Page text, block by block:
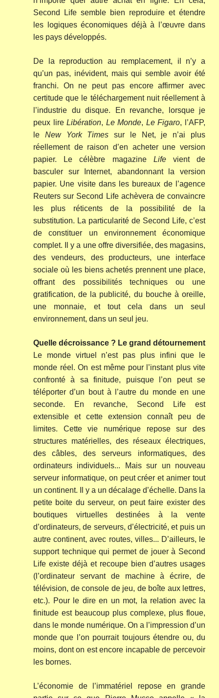
Second Life semble bien reproduire et étendre
les logiques économiques déjà à l’œuvre dans
les pays développés.
De la reproduction au remplacement, il n’y a
qu’un pas, inévident, mais qui semble avoir été
franchi. On ne peut pas encore affirmer avec
certitude que le téléchargement nuit réellement à
l’industrie du disque. En revanche, lorsque je
peux lireLibération, Le Monde, Le Figaro, l’AFP,
le New York Times sur le Net, je n’ai plus
réellement de raison d’en acheter une version
papier. Le célèbre magazine Lifevient de
basculer sur Internet, abandonnant la version
papier. Une visite dans les bureaux de l’agence
Reuters sur Second Life achèvera de convaincre
les plus réticents de la possibilité de la
substitution. La particularité de Second Life, c’est
de constituer un environnement économique
complet. Il y a une offre diversifiée, des magasins,
des vendeurs, des producteurs, une interface
sociale où les biens achetés prennent une place,
offrant des possibilités techniques ou une
gratification, de la publicité, du bouche à oreille,
une monnaie, et tout cela dans un seul
environnement, dans un seul jeu.
Quelle décroissance ? Le grand détournement
Le monde virtuel n’est pas plus infini que le
monde réel. On est même pour l’instant plus vite
confronté à sa finitude, puisque l’on peut se
téléporter d’un bout à l’autre du monde en une
seconde. En revanche, Second Life est
extensible et cette extension connaît peu de
limites. Cette vie numérique repose sur des
structures matérielles, des réseaux électriques,
des câbles, des serveurs informatiques, des
ordinateurs individuels... Mais sur un nouveau
serveur informatique, on peut créer et animer tout
un continent. Il y a un décalage d’échelle. Dans la
petite boite du serveur, on peut faire exister des
boutiques virtuelles destinées à la vente
d’ordinateurs, de serveurs, d’électricité, et puis un
autre continent, avec routes, villes... D’ailleurs, le
support technique qui permet de jouer à Second
Life existe déjà et recoupe bien d’autres usages
(l’ordinateur servant de machine à écrire, de
télévision, de console de jeu, de boîte aux lettres,
etc.). Pour le dire en un mot, la relation avec la
finitude est beaucoup plus complexe, plus floue,
dans le monde numérique. On a l’impression d’un
monde que l’on pourrait toujours étendre ou, du
moins, dont on est encore incapable de percevoir
les bornes.
L’économie de l’immatériel repose en grande